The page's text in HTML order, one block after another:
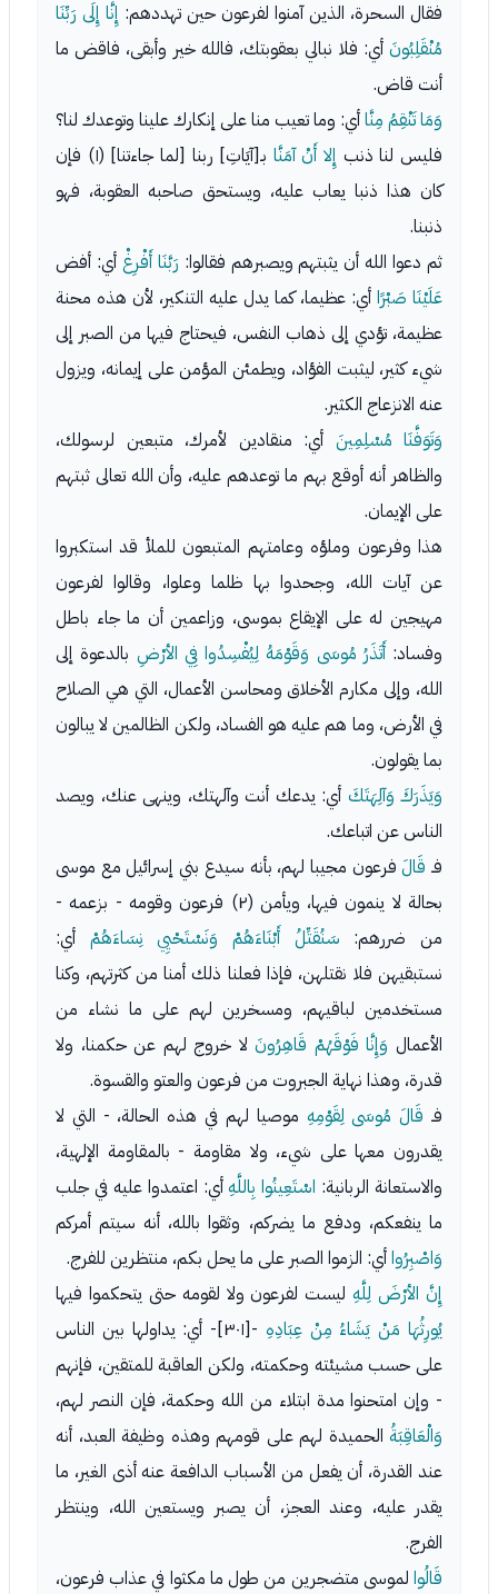
فقال السحرة، الذين آمنوا لفرعون حين تهددهم: إِنَّا إِلَى رَبِّنَا
مُنْقَلِبُونَ أي: فلا نبالي بعقوبتك، فالله خير وأبقى، فاقض ما
أنت قاض.
وَمَا تَنْقِمُ مِنَّاأي: وما تعيب منا على إنكارك علينا وتوعدك لنا؟
فليس لنا ذنب إِلا أَنْ آمَنَّا
بـ[آيَاتِ] ربنا [لما جاءتنا] (١) فإن
كان هذا ذنبا يعاب عليه، ويستحق صاحبه العقوبة، فهو
ذنبنا.
ثم دعوا الله أن يثبتهم ويصبرهم فقالوا: رَبَّنَا أَفْرِغْ أي: أفض
عَلَيْنَا صَبْرًا أي: عظيما، كما يدل عليه التنكير، لأن هذه محنة
عظيمة، تؤدي إلى ذهاب النفس، فيحتاج فيها من الصبر إلى
شيء كثير، ليثبت الفؤاد، ويطمئن المؤمن على إيمانه، ويزول
عنه الانزعاج الكثير.
وَتَوَفَّنَا مُسْلِمِينَ أي: منقادين لأمرك، متبعين لرسولك،
والظاهر أنه أوقع بهم ما توعدهم عليه، وأن الله تعالى ثبتهم
على الإيمان.
هذا وفرعون وملؤه وعامتهم المتبعون للملأ قد استكبروا
عن آيات الله، وجحدوا بها ظلما وعلوا، وقالوا لفرعون
مهيجين له على الإيقاع بموسى، وزاعمين أن ما جاء باطل
وفساد:أَتَذَرُ مُوسَى وَقَوْمَهُ لِيُفْسِدُوا فِي الأرْضِ بالدعوة إلى
الله، وإلى مكارم الأخلاق ومحاسن الأعمال، التي هي الصلاح
في الأرض، وما هم عليه هو الفساد، ولكن الظالمين لا يبالون
بما يقولون.
وَيَذَرَكَ وَآلِهَتَكَ أي: يدعك أنت وآلهتك، وينهى عنك، ويصد
الناس عن اتباعك.
فـ قَالَفرعون مجيبا لهم، بأنه سيدع بني إسرائيل مع موسى
بحالة لا ينمون فيها، ويأمن (٢) فرعون وقومه - بزعمه -
من ضررهم: سَنُقَتِّلُ أَبْنَاءَهُمْ وَنَسْتَحْيِي نِسَاءَهُمْ أي:
نستبقيهن فلا نقتلهن، فإذا فعلنا ذلك أمنا من كثرتهم، وكنا
مستخدمين لباقيهم، ومسخرين لهم على ما نشاء من
الأعمال وَإِنَّا فَوْقَهُمْ قَاهِرُونَلا خروج لهم عن حكمنا، ولا
قدرة، وهذا نهاية الجبروت من فرعون والعتو والقسوة.
فـ قَالَ مُوسَى لِقَوْمِهِ موصيا لهم في هذه الحالة، - التي لا
يقدرون معها على شيء، ولا مقاومة - بالمقاومة الإلهية،
والاستعانة الربانية: اسْتَعِينُوا بِاللَّهِأي: اعتمدوا عليه في جلب
ما ينفعكم، ودفع ما يضركم، وثقوا بالله، أنه سيتم أمركم
وَاصْبِرُواأي: الزموا الصبر على ما يحل بكم، منتظرين للفرج.
إِنَّ الأرْضَ لِلَّهِليست لفرعون ولا لقومه حتى يتحكموا فيها
يُورِثُهَا مَنْ يَشَاءُ مِنْ عِبَادِهِ
-[٣٠١]- أي: يداولها بين الناس
على حسب مشيئته وحكمته، ولكن العاقبة للمتقين، فإنهم
- وإن امتحنوا مدة ابتلاء من الله وحكمة، فإن النصر لهم،
وَالْعَاقِبَةُ الحميدة لهم على قومهم وهذه وظيفة العبد، أنه
عند القدرة، أن يفعل من الأسباب الدافعة عنه أذى الغير، ما
يقدر عليه، وعند العجز، أن يصبر ويستعين الله، وينتظر
الفرج.
قَالُوا لموسى متضجرين من طول ما مكثوا في عذاب فرعون،